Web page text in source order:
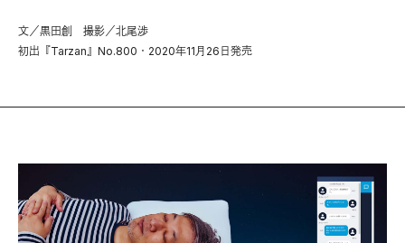
文／黒田創 撮影／北尾渉
初出『Tarzan』No.800・2020年11月26日発売